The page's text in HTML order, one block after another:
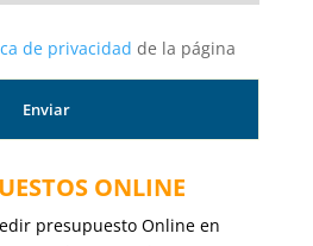
de privacidad de la página
ONLINE
presupuesto Online en